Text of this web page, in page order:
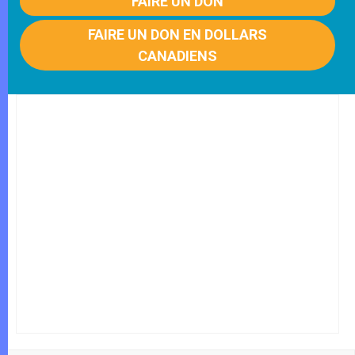
FAIRE UN DON EN DOLLARS
CANADIENS